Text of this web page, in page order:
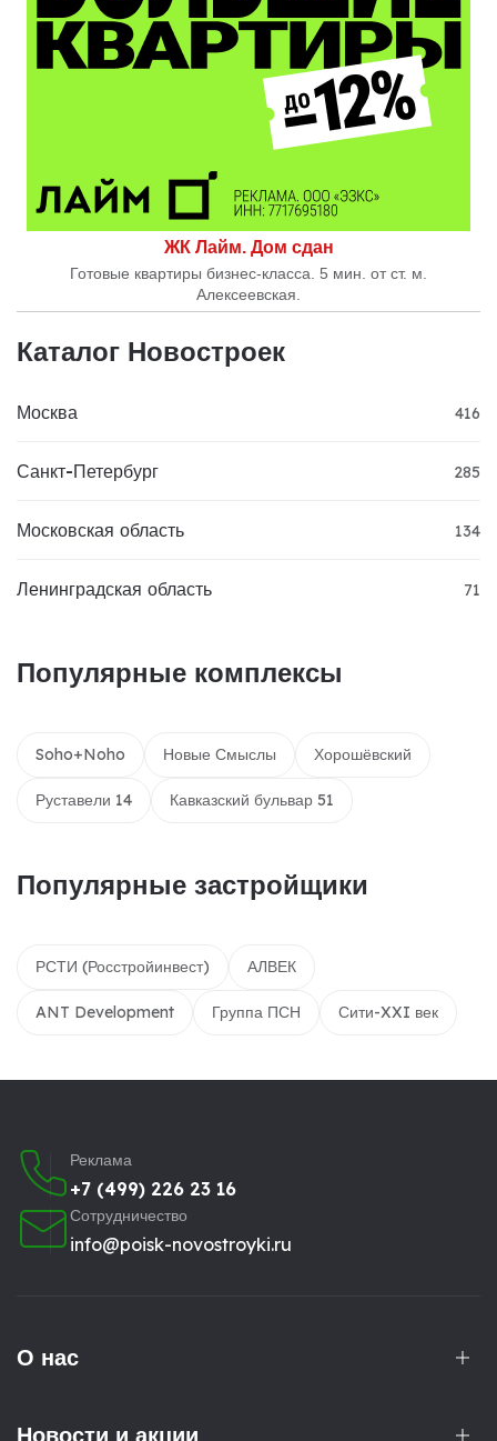
ЖК Лайм. Дом сдан
Готовые квартиры бизнес-класса. 5 мин. от ст. м.
Алексеевская.
Каталог Новостроек
Москва 416
Санкт-Петербург 285
Московская область 134
Ленинградская область 71
Популярные комплексы
Soho+Noho Новые Смыслы Хорошёвский
Руставели 14 Кавказский бульвар 51
Популярные застройщики
РСТИ (Росстройинвест) АЛВЕК
ANT Development Группа ПСН Сити-XXI век
Реклама
+7 (499) 226 23 16
Сотрудничество
info@poisk-novostroyki.ru
О нас
Новости и акции